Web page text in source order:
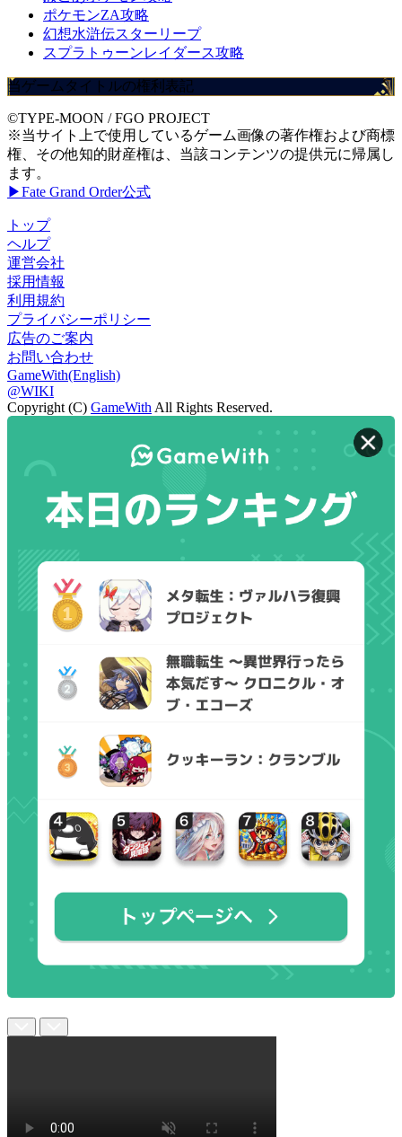
ポケモンZA攻略
幻想水滸伝スターリープ
スプラトゥーンレイダース攻略
当ゲームタイトルの権利表記
©TYPE-MOON / FGO PROJECT
※当サイト上で使用しているゲーム画像の著作権および商標
権、その他知的財産権は、当該コンテンツの提供元に帰属し
ます。
▶Fate Grand Order公式
トップ
ヘルプ
運営会社
採用情報
利用規約
プライバシーポリシー
広告のご案内
お問い合わせ
GameWith(English)
@WIKI
Copyright (C) GameWith All Rights Reserved.